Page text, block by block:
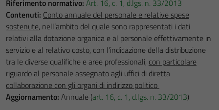
Riferimento normativo: Art. 16, c. 1, d.lgs. n. 33/2013
Contenuti: Conto annuale del personale e relative spese
sostenute, nell’ambito del quale sono rappresentati i dati
relativi alla dotazione organica e al personale effettivamente in
servizio e al relativo costo, con l’indicazione della distribuzione
tra le diverse qualifiche e aree professionali, con particolare
riguardo al personale assegnato agli uffici di diretta
collaborazione con gli organi di indirizzo politico
Aggiornamento: Annuale (art. 16, c. 1, d.lgs. n. 33/2013)